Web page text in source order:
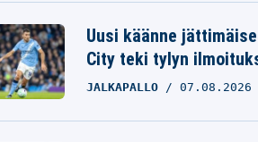
Uusi käänne
City teki tylyn
JALKAPALLO 07.08.2026